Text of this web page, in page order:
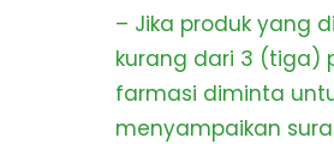
– Jika produk yang
kurang dari 3 (tiga)
farmasi diminta
menyampaikan